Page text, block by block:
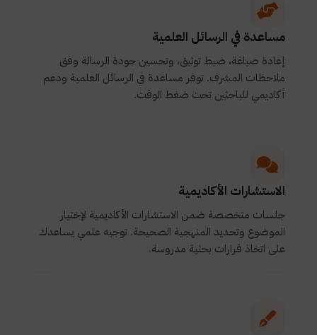
مساعدة في الرسائل العلمية
إعادة صياغة، ضبط توثيق، وتحسين جودة الرسالة وفق
ملاحظات المشرف. توفر مساعدة في الرسائل العلمية ودعم
أكاديمي للباحثين تحت ضغط الوقت.
الاستشارات الأكاديمية
جلسات متخصصة ضمن الاستشارات الأكاديمية لإختيار
الموضوع وتحديد المنهجية الصحيحة. توجيه علمي يساعدك
على اتخاذ قرارات بحثية مدروسة.